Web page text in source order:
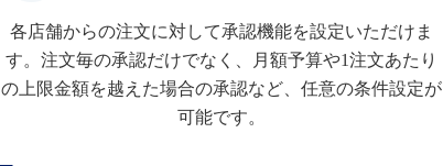
各店舗からの注文に対して承認機能を設定いただけま
す。注文毎の承認だけでなく、月額予算や1注文あたり
の上限金額を越えた場合の承認など、任意の条件設定が
可能です。